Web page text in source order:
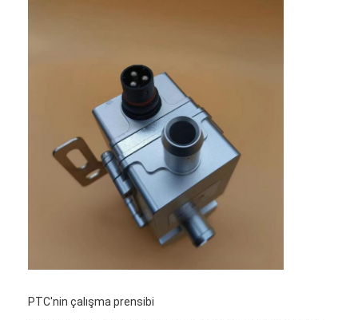
Araba Motoru Isıtıcıları
Elektrikli Motor Ön ısıtma makinesi
Motor Soğutma Yağı Önyükleyici
Petrol tankı ısıtıcıları
PTC fan ısıtıcısı
Lityum pilli ısıtıcı
PTC'nin çalışma prensibi